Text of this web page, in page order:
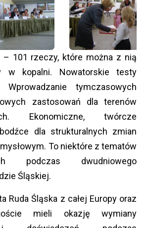
– 101 rzeczy, które można z nią
w kopalni. Nowatorskie testy
Wprowadzanie tymczasowych
zastosowań dla terenów
Ekonomiczne, twórcze
dla strukturalnych zmian
To niektóre z tematów
podczas dwudniowego
Śląskiej.
Ruda Śląska z całej Europy oraz
mieli okazję wymiany